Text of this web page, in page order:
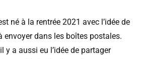
né à la rentrée 2021 avec l’idée de
envoyer dans les boîtes postales.
y a aussi eu l’idée de partager